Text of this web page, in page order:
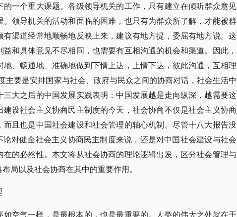
一个重大课题。各级领导机关的工作，只有建立在倾听群众意见
领导机关的活动和面临的困难，也只有为群众所了解，才能被群
渠道经常地顺畅地反映上来，建议有地方提，委屈有地方说。这
和具体意见不尽相同，也需要有互相沟通的机会和渠道。因此，
、畅通地、准确地做到下情上达，上情下达，彼此沟通，互相理
主要是安排国家与社会、政府与民众之间的协商对话，社会生活中
大之后的中国发展实践表明：中国发展越是走向纵深，越需要这
设社会主义协商民主制度的今天，社会协商不仅是社会主义协商
且也是中国社会建设和社会管理的轴心机制。尽管十八大报告没
对健全社会主义协商民主制度来说，还是对中国社会建设与社会
的必然性。本文将从社会协商的理论逻辑出发，区分社会管理与
局以及社会协商在其中的重要作用。
空气一样，是最根本的，也是最重要的。人类的伟大之处就在于